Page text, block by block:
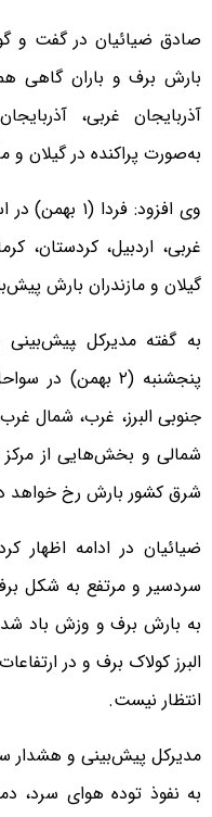
بارش برف و باران گاهی
آذربایجان غربی،
به‌صورت پراکنده در گیلان و
وی افزود:
غربی، اردبیل، کردستان،
گیلان و مازندران بارش
به گفته مدیرکل
پنجشنبه (۲ بهمن)
جنوبی البرز، غرب، شمال
شرق کشور بارش رخ خواهد
ضیائیان در ادامه اظهار
سردسیر و مرتفع به شکل
به بارش برف و وزش باد
البرز کولاک برف و در
انتظار نیست.
مدیرکل پیش‌بینی و هشدار